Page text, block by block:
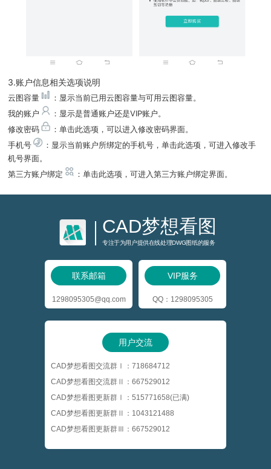
3.账户信息相关选项说明
云图容量
：显示当前已用云图容量与可用云图容量。
我的账户
：显示是普通账户还是VIP账户。
修改密码
：单击此选项，可以进入修改密码界面。
手机号
：显示当前账户所绑定的手机号，单击此选项，可进入修改手
机号界面。
第三方账户绑定
：单击此选项，可进入第三方账户绑定界面。
CAD梦想看图
专注于为用户提供在线处理DWG图纸的服务
联系邮箱
1298095305@qq.com
VIP服务
QQ：1298095305
用户交流
CAD梦想看图交流群Ⅰ：718684712
CAD梦想看图交流群Ⅱ：667529012
CAD梦想看图更新群Ⅰ：515771658(已满)
CAD梦想看图更新群Ⅱ：1043121488
CAD梦想看图更新群Ⅲ：667529012